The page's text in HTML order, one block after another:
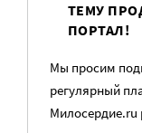
ТЕМУ
ПОРТАЛ!
Мы просим
регулярный
Милосердие.ru